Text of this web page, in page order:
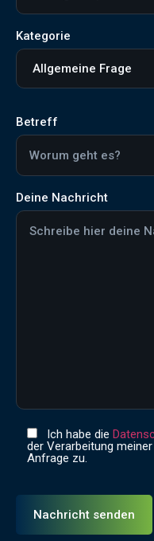
Kategorie
Betreff
Deine Nachricht
Ich habe die
der Verarbeitung
Anfrage zu.